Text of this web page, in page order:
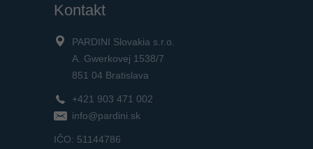
Kontakt
PARDINI Slovakia s.r.o.
A. Gwerkovej 1538/7
851 04 Bratislava
+421 903 471 002
info@pardini.sk
IČO: 51144786